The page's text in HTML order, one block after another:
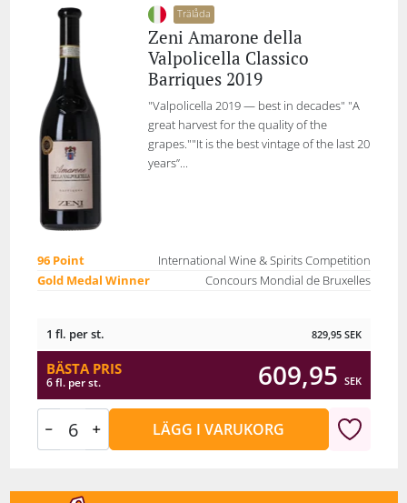
Trälåda
Zeni Amarone della
Valpolicella Classico
Barriques 2019
"Valpolicella 2019 — best in decades" "A
great harvest for the quality of the
grapes.""It is the best vintage of the last 20
years”...
96 Point
International Wine & Spirits Competition
Gold Medal Winner
Concours Mondial de Bruxelles
1 fl. per st. 829,95 SEK
BÄSTA PRIS
6 fl. per st. 609,95 SEK
LÄGG I VARUKORG